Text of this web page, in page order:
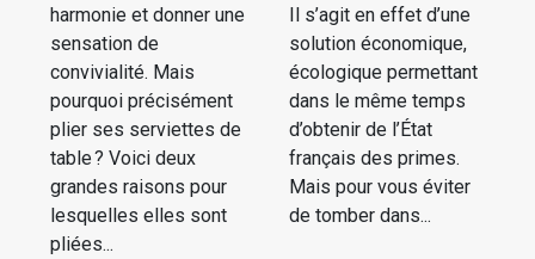
harmonie et donner une
sensation de
convivialité. Mais
pourquoi précisément
plier ses serviettes de
table ? Voici deux
grandes raisons pour
lesquelles elles sont
pliées...
Il s’agit en effet d’une
solution économique,
écologique permettant
dans le même temps
d’obtenir de l’État
français des primes.
Mais pour vous éviter
de tomber dans...